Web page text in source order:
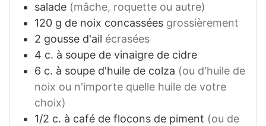
salade (mâche, roquette ou autre)
120 g de noix concassées grossièrement
2 gousse d'ail écrasées
4 c. à soupe de vinaigre de cidre
6 c. à soupe d'huile de colza (ou d'huile de
noix ou n'importe quelle huile de votre
choix)
1/2 c. à café de flocons de piment (ou de